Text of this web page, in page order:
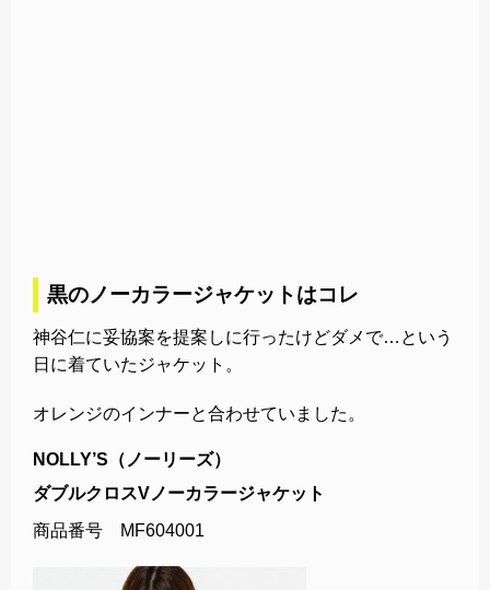
黒のノーカラージャケットはコレ
神谷仁に妥協案を提案しに行ったけどダメで…という
日に着ていたジャケット。
オレンジのインナーと合わせていました。
NOLLY’S（ノーリーズ）
ダブルクロスVノーカラージャケット
商品番号 MF604001